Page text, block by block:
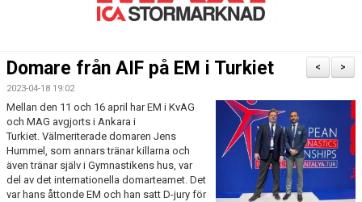
ARRANGEMANG
FÖR LEDARE
KLUBBSHOP
SPONSRING
>
<
Domare från AIF på EM i Turkiet
2023-04-18 19:02
Mellan den 11 och 16 april har EM i KvAG
och MAG avgjorts i Ankara i
Turkiet. Välmeriterade domaren Jens
Hummel, som annars tränar killarna och
även tränar själv i Gymnastikens hus, var
del av det internationella domarteamet. Det
var hans åttonde EM och han satt D-jury för